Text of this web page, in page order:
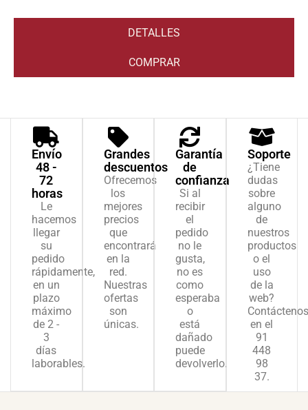
DETALLES
COMPRAR
Envío
48 -
72
horas
Le
hacemos
llegar
su
pedido
rápidamente,
en un
plazo
máximo
de 2 -
3
días
laborables.
Grandes
descuentos
Ofrecemos
los
mejores
precios
que
encontrará
en la
red.
Nuestras
ofertas
son
únicas.
Garantía
de
confianza
Si al
recibir
el
pedido
no le
gusta,
no es
como
esperaba
o
está
dañado
puede
devolverlo.
Soporte
¿Tiene
dudas
sobre
alguno
de
nuestros
productos
o el
uso
de la
web?
Contáctenos
en el
91
448
98
37.